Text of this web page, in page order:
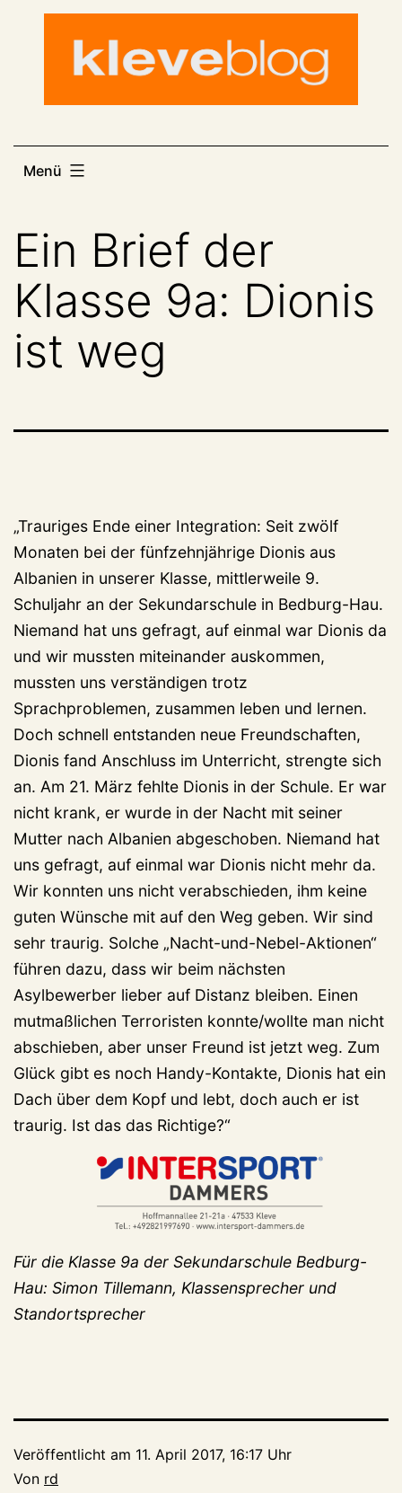
Menü
Ein Brief der
Klasse 9a: Dionis
ist weg
„Trauriges Ende einer Integration: Seit zwölf
Monaten bei der fünfzehnjährige Dionis aus
Albanien in unserer Klasse, mittlerweile 9.
Schuljahr an der Sekundarschule in Bedburg-Hau.
Niemand hat uns gefragt, auf einmal war Dionis da
und wir mussten miteinander auskommen,
mussten uns verständigen trotz
Sprachproblemen, zusammen leben und lernen.
Doch schnell entstanden neue Freundschaften,
Dionis fand Anschluss im Unterricht, strengte sich
an. Am 21. März fehlte Dionis in der Schule. Er war
nicht krank, er wurde in der Nacht mit seiner
Mutter nach Albanien abgeschoben. Niemand hat
uns gefragt, auf einmal war Dionis nicht mehr da.
Wir konnten uns nicht verabschieden, ihm keine
guten Wünsche mit auf den Weg geben. Wir sind
sehr traurig. Solche „Nacht-und-Nebel-Aktionen“
führen dazu, dass wir beim nächsten
Asylbewerber lieber auf Distanz bleiben. Einen
mutmaßlichen Terroristen konnte/wollte man nicht
abschieben, aber unser Freund ist jetzt weg. Zum
Glück gibt es noch Handy-Kontakte, Dionis hat ein
Dach über dem Kopf und lebt, doch auch er ist
traurig. Ist das das Richtige?“
Für die Klasse 9a der Sekundarschule Bedburg-
Hau: Simon Tillemann, Klassensprecher und
Standortsprecher
Veröffentlicht am 11. April 2017, 16:17 Uhr
Von rd